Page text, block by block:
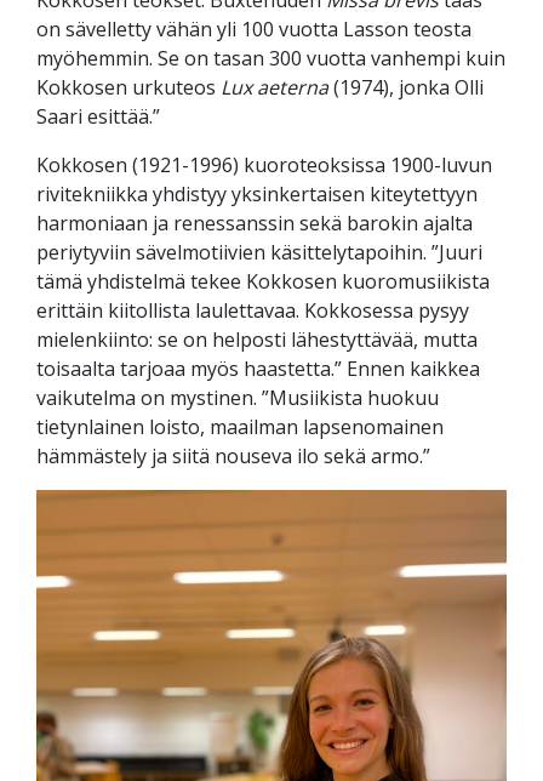
on sävelletty vähän yli 100 vuotta Lasson teosta
myöhemmin. Se on tasan 300 vuotta vanhempi kuin
Kokkosen urkuteos Lux aeterna(1974), jonka Olli
Saari esittää.”
Kokkosen (1921-1996) kuoroteoksissa 1900-luvun
rivitekniikka yhdistyy yksinkertaisen kiteytettyyn
harmoniaan ja renessanssin sekä barokin ajalta
periytyviin sävelmotiivien käsittelytapoihin. ”Juuri
tämä yhdistelmä tekee Kokkosen kuoromusiikista
erittäin kiitollista laulettavaa. Kokkosessa pysyy
mielenkiinto: se on helposti lähestyttävää, mutta
toisaalta tarjoaa myös haastetta.” Ennen kaikkea
vaikutelma on mystinen. ”Musiikista huokuu
tietynlainen loisto, maailman lapsenomainen
hämmästely ja siitä nouseva ilo sekä armo.”